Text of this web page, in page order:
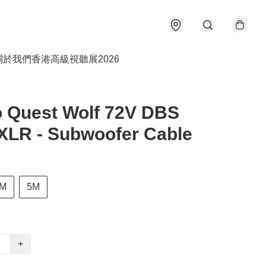
於我們香港高級視聽展2026
Quest Wolf 72V DBS
- Subwoofer Cable
5M
+